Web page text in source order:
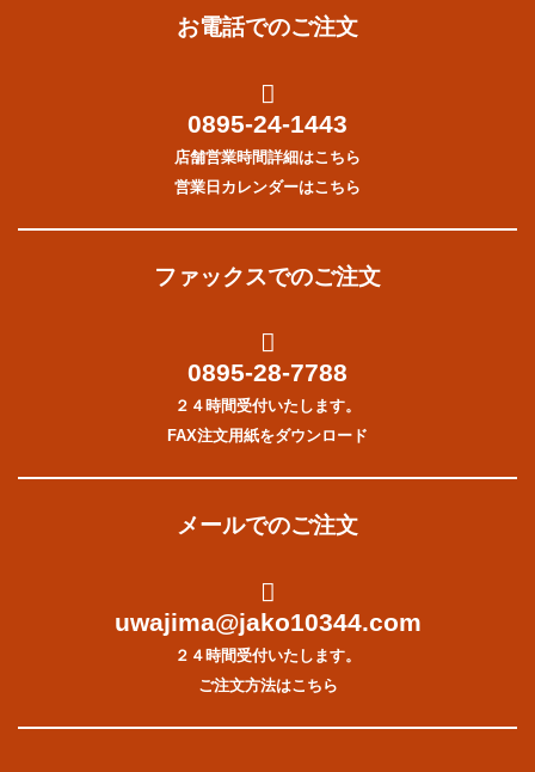
お電話でのご注文
0895-24-1443
店舗営業時間詳細はこちら
営業日カレンダーはこちら
ファックスでのご注文
0895-28-7788
２４時間受付いたします。
FAX注文用紙をダウンロード
メールでのご注文
uwajima@jako10344.com
２４時間受付いたします。
ご注文方法はこちら